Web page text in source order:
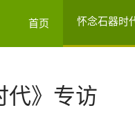
首页 怀念石器时
代》专访